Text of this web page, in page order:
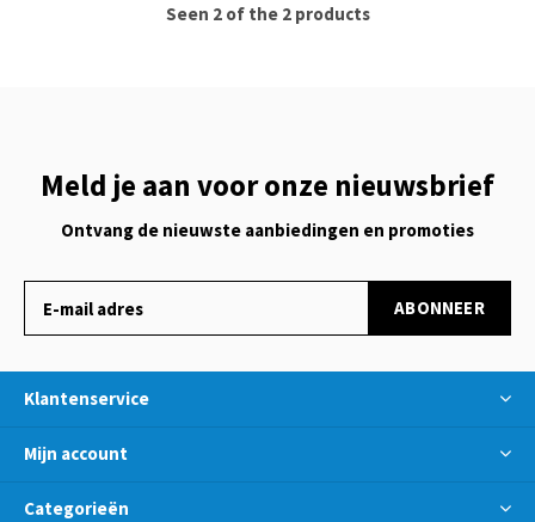
Seen 2 of the 2 products
Meld je aan voor onze nieuwsbrief
Ontvang de nieuwste aanbiedingen en promoties
ABONNEER
Klantenservice
Mijn account
Categorieën